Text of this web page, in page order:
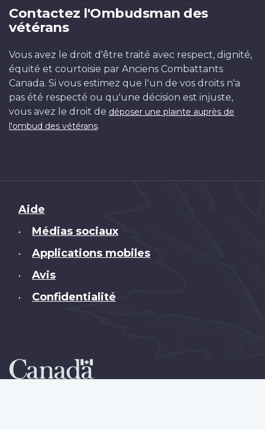
Contactez l'Ombudsman des
vétérans
Vous avez le droit d'être traité avec respect, dignité,
équité et courtoisie par Anciens Combattants
Canada. Si vous estimez que l'un de vos droits n'a
pas été respecté ou qu'une décision est injuste,
vous avez le droit de déposer une plainte auprès de
l'ombud des vétérans.
Brand
Aide
• Médias sociaux
• Applications mobiles
• Avis
• Confidentialité